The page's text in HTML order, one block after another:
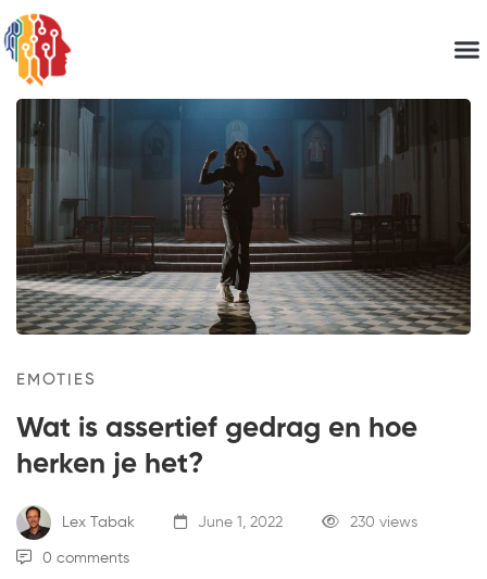
EMOTIES
Wat is assertief gedrag en hoe
herken je het?
Lex Tabak June 1, 2022 230 views
0 comments